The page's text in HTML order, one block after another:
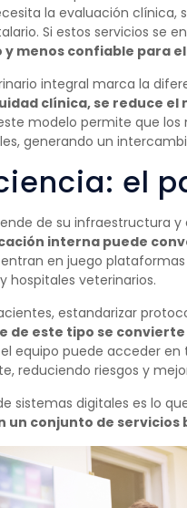
la evaluación
Si estos servicios se
y menos confiable para
integral marca la
clínica, se reduce
modelo permite que
generando un
el
de su infraestructura
interna puede
en juego
hospitales veterinarios.
estandarizar
de este tipo se
equipo puede acceder
reduciendo riesgos y
sistemas digitales es lo
un conjunto de servicios